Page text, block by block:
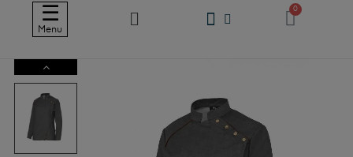
Navegación
de
palanca
☰
Menu